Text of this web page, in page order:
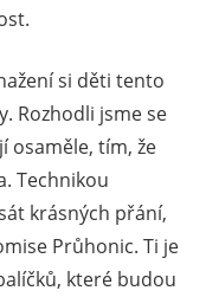
si děti tento
Rozhodli jsme se
osaměle, tím, že
Technikou
krásných přání,
Průhonic. Ti je
které budou